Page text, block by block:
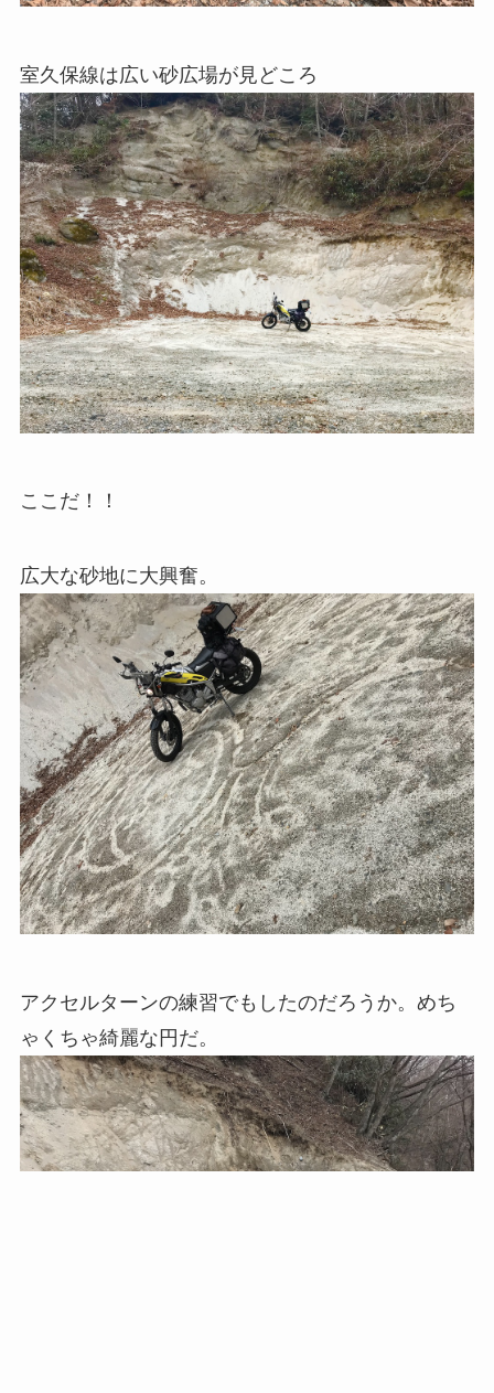
室久保線は広い砂広場が見どころ
ここだ！！
広大な砂地に大興奮。
アクセルターンの練習でもしたのだろうか。めち
ゃくちゃ綺麗な円だ。